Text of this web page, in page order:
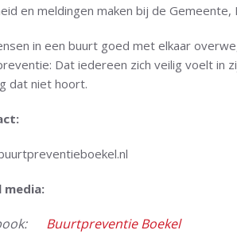
en meldingen maken bij de Gemeente,
in een buurt goed met elkaar
Dat iedereen zich veilig voelt in
dat niet hoort.
media:
Buurtpreventie Boekel